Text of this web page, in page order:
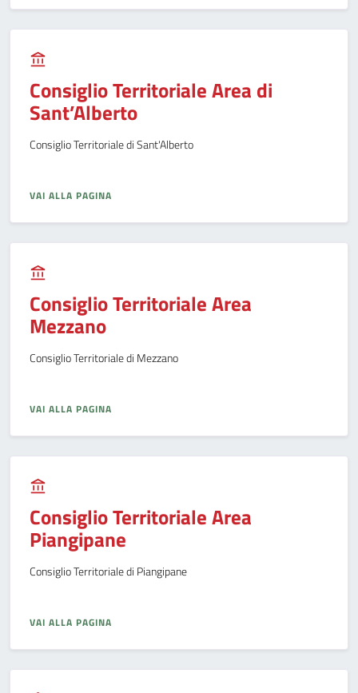
Consiglio Territoriale Area di
Sant’Alberto
Consiglio Territoriale di Sant'Alberto
VAI ALLA PAGINA
Consiglio Territoriale Area
Mezzano
Consiglio Territoriale di Mezzano
VAI ALLA PAGINA
Consiglio Territoriale Area
Piangipane
Consiglio Territoriale di Piangipane
VAI ALLA PAGINA